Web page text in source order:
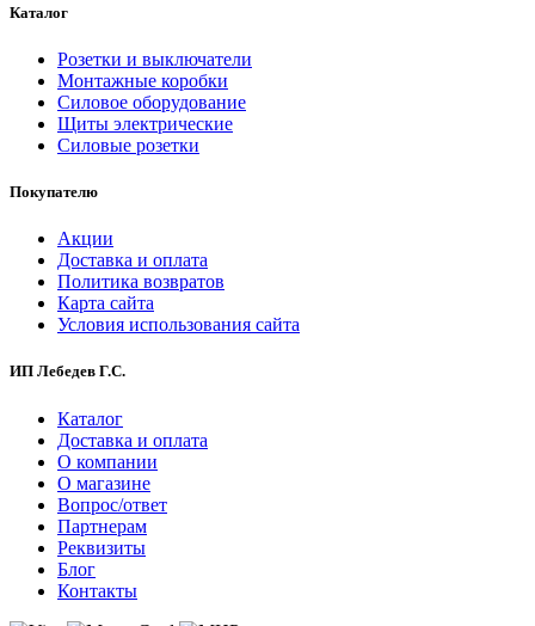
Каталог
Розетки и выключатели
Монтажные коробки
Силовое оборудование
Щиты электрические
Силовые розетки
Покупателю
Акции
Доставка и оплата
Политика возвратов
Карта сайта
Условия использования сайта
ИП Лебедев Г.С.
Каталог
Доставка и оплата
О компании
О магазине
Вопрос/ответ
Партнерам
Реквизиты
Блог
Контакты